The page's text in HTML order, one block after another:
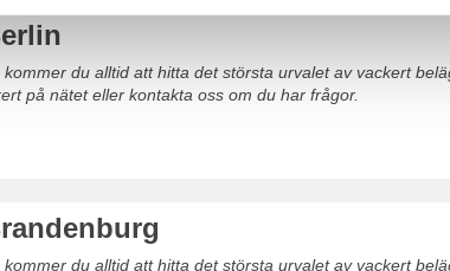
du alltid att hitta det största urvalet av vackert
på nätet eller kontakta oss om du har frågor.
du alltid att hitta det största urvalet av vackert